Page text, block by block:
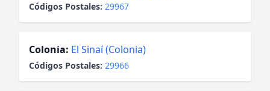
Códigos Postales: 29967
Colonia: El Sinaí (Colonia)
Códigos Postales: 29966